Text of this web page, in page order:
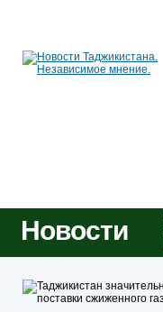
Новости